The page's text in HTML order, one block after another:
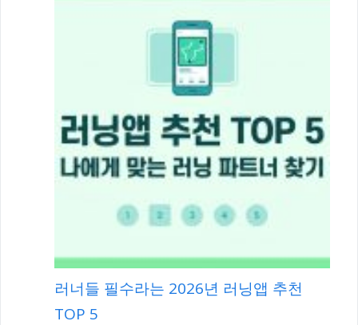
러너들 필수라는 2026년 러닝앱 추천
TOP 5